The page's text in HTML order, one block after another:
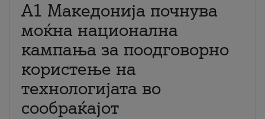
A1 Македонија почнува
моќна национална
кампања за поодговорно
користење на
технологијата во
сообраќајот